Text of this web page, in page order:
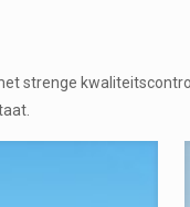
strenge